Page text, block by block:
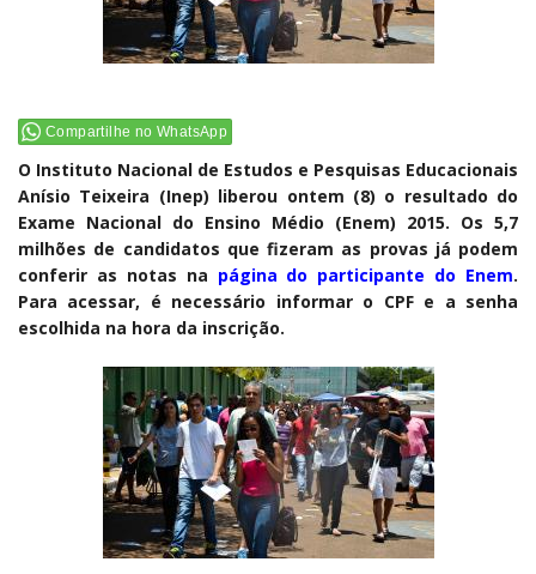
Compartilhe no WhatsApp
O Instituto Nacional de Estudos e Pesquisas Educacionais
Anísio Teixeira (Inep) liberou ontem (8) o resultado do
Exame Nacional do Ensino Médio (Enem) 2015. Os 5,7
milhões de candidatos que fizeram as provas já podem
conferir as notas na página do participante do Enem.
Para acessar, é necessário informar o CPF e a senha
escolhida na hora da inscrição.